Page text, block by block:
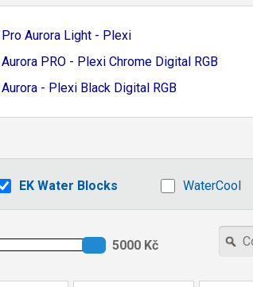
Aurora Light - Plexi
PRO - Plexi Chrome Digital RGB
- Plexi Black Digital RGB
EK Water Blocks WaterCool